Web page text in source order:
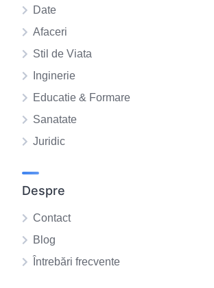
Date
Afaceri
Stil de Viata
Inginerie
Educatie & Formare
Sanatate
Juridic
Despre
Contact
Blog
Întrebări frecvente